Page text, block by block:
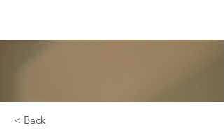
< Back